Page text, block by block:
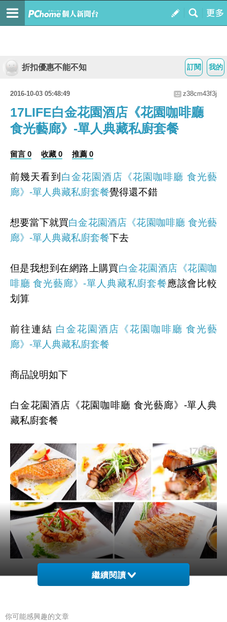
我的
訂閱
折扣優惠不能不知
2016-10-03 05:48:49 z38cm43f3j
17LIFE白金花園酒店《花園咖啡廳
食光藝廊》-單人典藏私廚套餐
留言 0 收藏 0 推薦 0
前幾天看到 白金花園酒店《花園咖啡廳 食光藝
廊》-單人典藏私廚套餐覺得還不錯
想要當下就買白金花園酒店《花園咖啡廳 食光藝
廊》-單人典藏私廚套餐下去
但是我想到在網路上購買白金花園酒店《花園咖
啡廳 食光藝廊》-單人典藏私廚套餐應該會比較
划算
前往連結 白金花園酒店《花園咖啡廳 食光藝
廊》-單人典藏私廚套餐
商品說明如下
白金花園酒店《花園咖啡廳 食光藝廊》-單人典
藏私廚套餐
商品網址:白金花園酒店《花園咖啡廳 食光藝
繼續閱讀
你可能感興趣的文章